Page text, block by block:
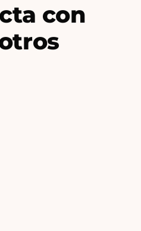
con